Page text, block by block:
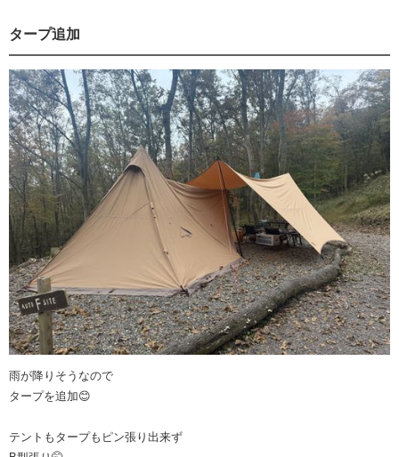
タープ追加
雨が降りそうなので
タープを追加😊
テントもタープもピン張り出来ず